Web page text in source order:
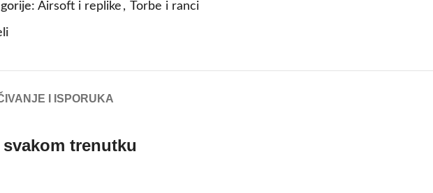
Airsoft i replike , Torbe i ranci
I ISPORUKA
trenutku